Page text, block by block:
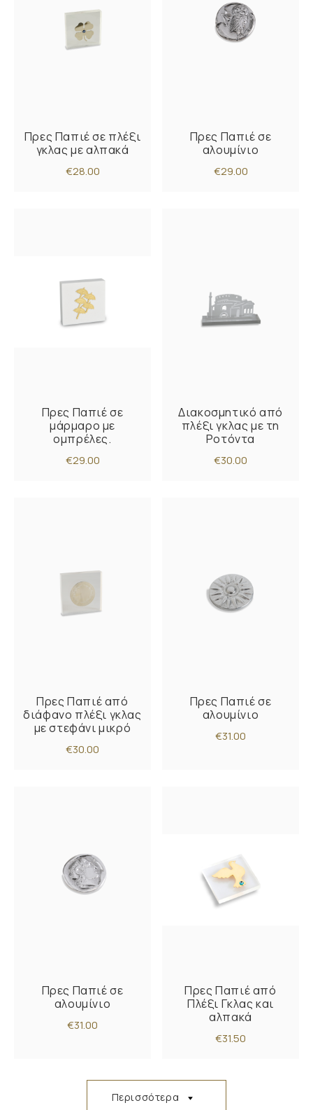
Πρες Παπιέ σε πλέξι
γκλας με αλπακά
€28.00
Πρες Παπιέ σε
αλουμίνιο
€29.00
Πρες Παπιέ σε
μάρμαρο με
ομπρέλες.
€29.00
Διακοσμητικό από
πλέξι γκλας με τη
Ροτόντα
€30.00
Πρες Παπιέ από
διάφανο πλέξι γκλας
με στεφάνι μικρό
€30.00
Πρες Παπιέ σε
αλουμίνιο
€31.00
Πρες Παπιέ σε
αλουμίνιο
€31.00
Πρες Παπιέ από
Πλέξι Γκλας και
αλπακά
€31.50
Περισσότερα